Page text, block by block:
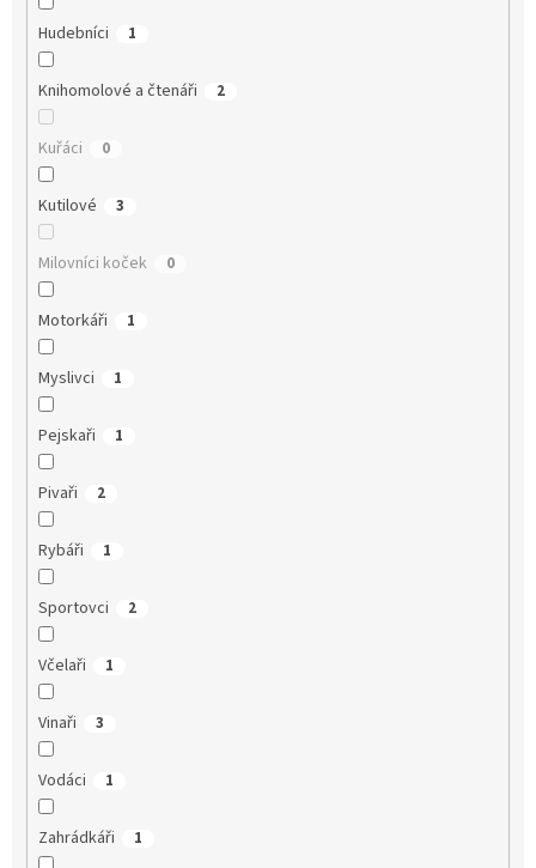
Hudebníci 1
Knihomolové a čtenáři 2
Kuřáci 0
Kutilové 3
Milovníci koček 0
Motorkáři 1
Myslivci 1
Pejskaři 1
Pivaři 2
Rybáři 1
Sportovci 2
Včelaři 1
Vinaři 3
Vodáci 1
Zahrádkáři 1